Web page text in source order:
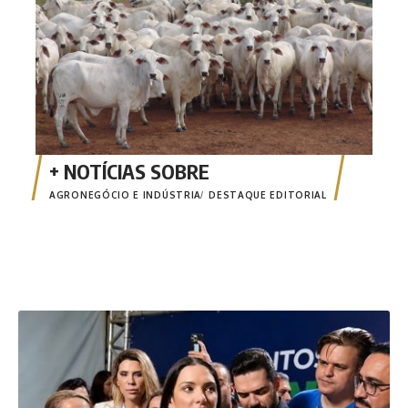
AGRONEGÓCIO E INDÚSTRIA DESTAQUE EDITORIAL